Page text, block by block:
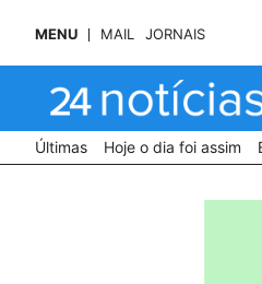
MENU MAIL JORNAIS
Últimas Hoje o dia foi assim